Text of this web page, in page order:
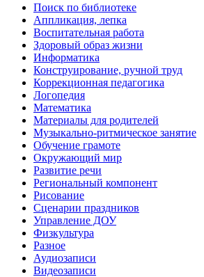
Поиск по библиотеке
Аппликация, лепка
Воспитательная работа
Здоровый образ жизни
Информатика
Конструирование, ручной труд
Коррекционная педагогика
Логопедия
Математика
Материалы для родителей
Музыкально-ритмическое занятие
Обучение грамоте
Окружающий мир
Развитие речи
Региональный компонент
Рисование
Сценарии праздников
Управление ДОУ
Физкультура
Разное
Аудиозаписи
Видеозаписи